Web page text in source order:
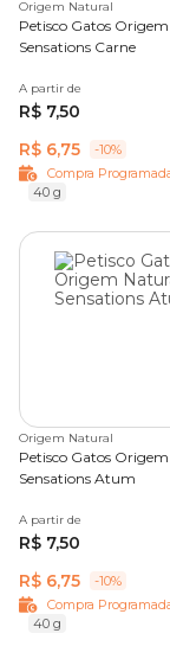
Origem Natural
Petisco Gatos
Sensations Carne
A partir de
R$ 7,50
R$ 6,75
-10%
Compra
40 g
Origem Natural
Petisco Gatos
Sensations Atum
A partir de
R$ 7,50
R$ 6,75
-10%
Compra
40 g